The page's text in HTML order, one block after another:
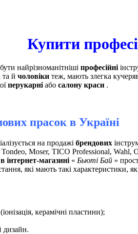
Купити
найрізноманітніші професійні
та й чоловіки теж, мають злегка
перукарні або салону краси .
прасок в Україні
на продажі брендових
Moser, TICO Professional, Wahl,
інтернет-магазині « Бьюті Бай »
які мають такі характеристики,
керамічні пластини);
дизайн.